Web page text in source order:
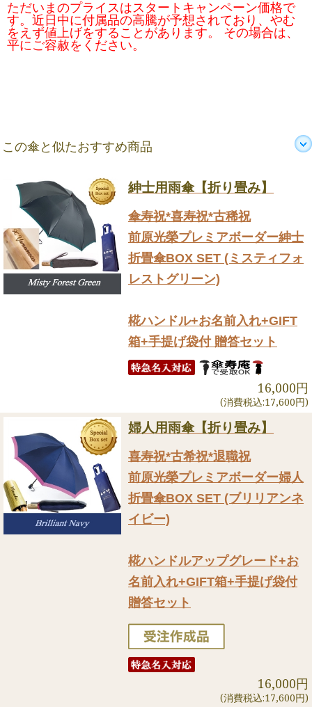
ただいまのプライスはスタートキャンペーン価格で
す。近日中に付属品の高騰が予想されており、やむ
をえず値上げをすることがあります。 その場合は、
平にご容赦をください。
この傘と似たおすすめ商品
紳士用雨傘【折り畳み】
傘寿祝*喜寿祝*古稀祝
前原光榮プレミアボーダー紳士
折畳傘BOX SET (ミスティフォ
レストグリーン)
椛ハンドル+お名前入れ+GIFT
箱+手提げ袋付 贈答セット
16,000円
(消費税込:17,600円)
婦人用雨傘【折り畳み】
喜寿祝*古希祝*退職祝
前原光榮プレミアボーダー婦人
折畳傘BOX SET (ブリリアンネ
イビー)
椛ハンドルアップグレード+お
名前入れ+GIFT箱+手提げ袋付
贈答セット
16,000円
(消費税込:17,600円)